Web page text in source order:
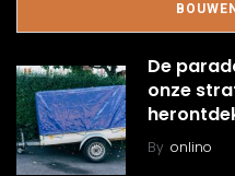
De
onze
By onlino